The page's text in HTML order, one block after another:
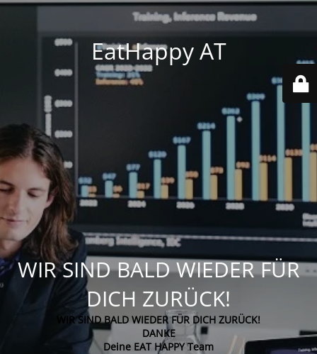
EatHappy AT
WIR SIND BALD WIEDER FÜR
DICH ZURÜCK!
WIR SIND BALD WIEDER FÜR DICH ZURÜCK!
DANKE
Deine EAT HAPPY Team